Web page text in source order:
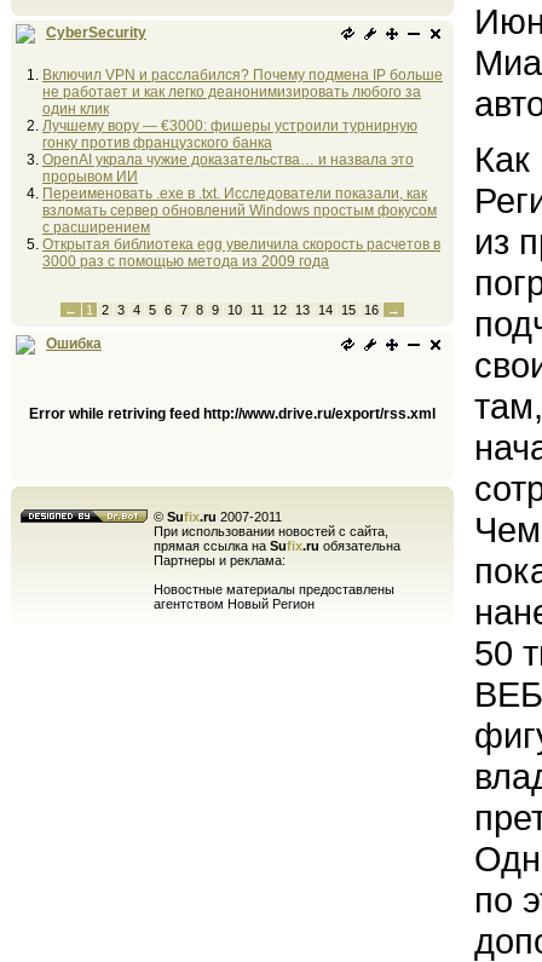
CyberSecurity
Включил VPN и расслабился? Почему подмена IP больше
не работает и как легко деанонимизировать любого за
один клик
Лучшему вору — €3000: фишеры устроили турнирную
гонку против французского банка
OpenAI украла чужие доказательства… и назвала это
прорывом ИИ
Переименовать .exe в .txt. Исследователи показали, как
взломать сервер обновлений Windows простым фокусом
с расширением
Открытая библиотека egg увеличила скорость расчетов в
3000 раз с помощью метода из 2009 года
← 1 2 3 4 5 6 7 8 9 10 11 12 13 14 15 16 →
Ошибка
Error while retriving feed http://www.drive.ru/export/rss.xml
© Sufix.ru 2007-2011
При использовании новостей с сайта,
прямая ссылка на Sufix.ru обязательна
Партнеры и реклама:
Новостные материалы предоставлены
агентством Новый Регион
Как
из
Чем
50
по